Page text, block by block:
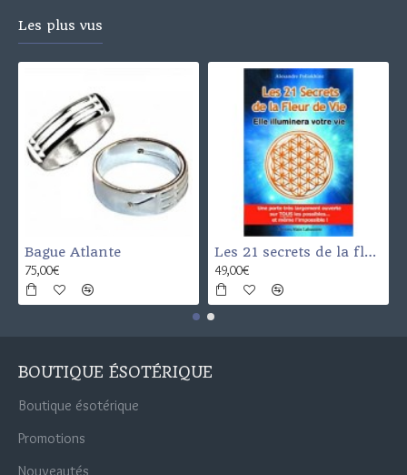
Les plus vus
Bague Atlante
75,00€
Les 21 secrets de la fleur de vie
49,00€
BOUTIQUE ÉSOTÉRIQUE
Boutique ésotérique
Promotions
Nouveautés